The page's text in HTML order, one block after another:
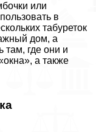
или
в
табуреток
дом, а
там, где они и
а также